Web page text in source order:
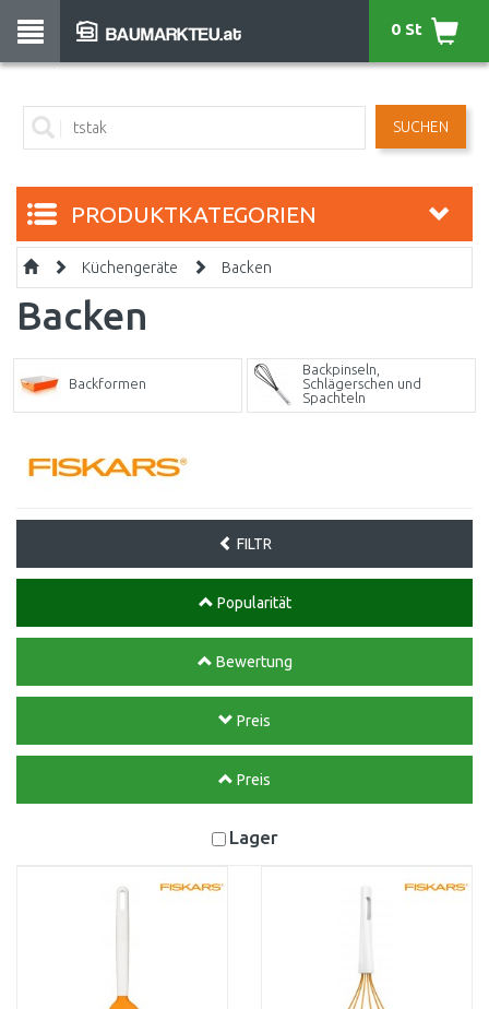
SUCHEN
0 St
PRODUKTKATEGORIEN
Küchengeräte Backen
Backen
Backformen
Backpinseln,
Schlägerschen und
Spachteln
FILTR
Popularität
Bewertung
Preis
Preis
Lager